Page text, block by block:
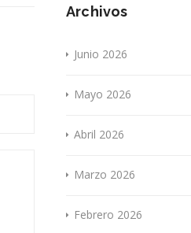
Archivos
Junio 2026
Mayo 2026
Abril 2026
Marzo 2026
Febrero 2026